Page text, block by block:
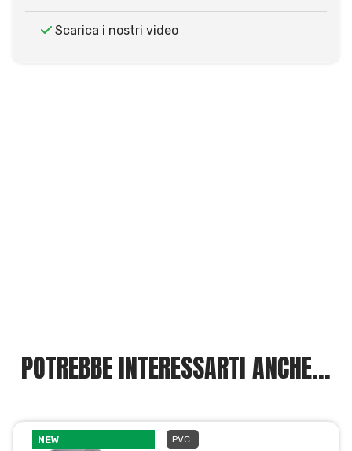
Scarica i nostri video
POTREBBE INTERESSARTI ANCHE...
NEW PVC